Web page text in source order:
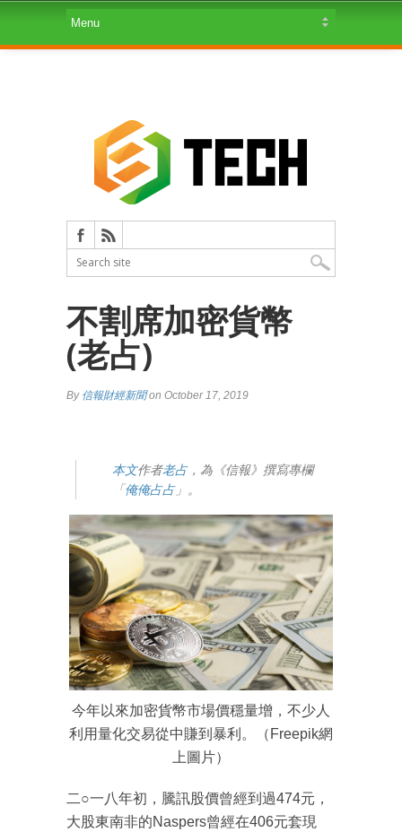
不割席加密貨幣
(老占)
By 信報財經新聞on October 17, 2019
本文作者老占，為《信報》撰寫專欄
「俺俺占占」。
今年以來加密貨幣市場價穩量增，不少人
利用量化交易從中賺到暴利。（Freepik網
上圖片）
二○一八年初，騰訊股價曾經到過474元，
大股東南非的Naspers曾經在406元套現